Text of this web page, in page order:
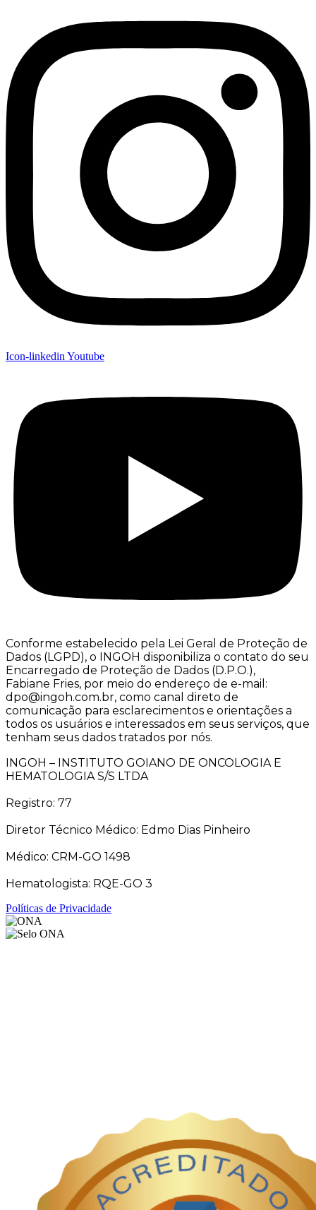
Icon-linkedin Youtube
Conforme estabelecido pela Lei Geral de Proteção de
Dados (LGPD), o INGOH disponibiliza o contato do seu
Encarregado de Proteção de Dados (D.P.O.),
Fabiane Fries, por meio do endereço de e-mail:
dpo@ingoh.com.br, como canal direto de
comunicação para esclarecimentos e orientações a
todos os usuários e interessados em seus serviços, que
tenham seus dados tratados por nós.
INGOH – INSTITUTO GOIANO DE ONCOLOGIA E
HEMATOLOGIA S/S LTDA
Registro: 77
Diretor Técnico Médico: Edmo Dias Pinheiro
Médico: CRM-GO 1498
Hematologista: RQE-GO 3
Políticas de Privacidade